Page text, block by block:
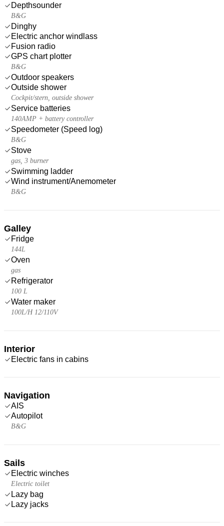
Depthsounder
B&G
Dinghy
Electric anchor windlass
Fusion radio
GPS chart plotter
B&G
Outdoor speakers
Outside shower
Cockpit/stern, outside shower
Service batteries
140AMP + battery controller
Speedometer (Speed log)
B&G
Stove
gas, 3 burner
Swimming ladder
Wind instrument/Anemometer
B&G
Galley
Fridge
144L
Oven
gas
Refrigerator
100 L
Water maker
100L/H 12/110V
Interior
Electric fans in cabins
Navigation
AIS
Autopilot
B&G
Sails
Electric winches
Electric toilet
Lazy bag
Lazy jacks